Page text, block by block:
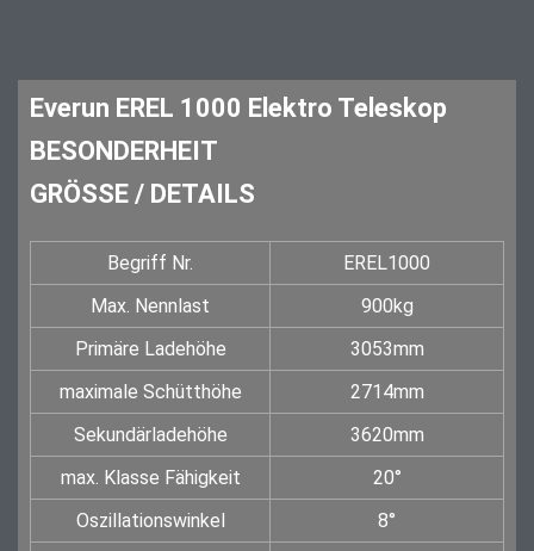
Everun EREL 1000 Elektro Teleskop
BESONDERHEIT
GRÖSSE / DETAILS
Begriff Nr.
EREL1000
Max. Nennlast
900kg
Primäre Ladehöhe
3053mm
maximale Schütthöhe
2714mm
Sekundärladehöhe
3620mm
max. Klasse Fähigkeit
20°
Oszillationswinkel
8°